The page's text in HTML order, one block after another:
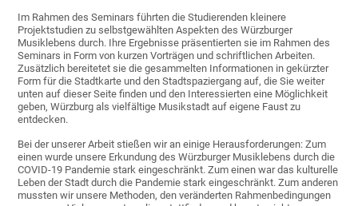
Im Rahmen des Seminars führten die Studierenden kleinere
Projektstudien zu selbstgewählten Aspekten des Würzburger
Musiklebens durch. Ihre Ergebnisse präsentierten sie im Rahmen des
Seminars in Form von kurzen Vorträgen und schriftlichen Arbeiten.
Zusätzlich bereitetet sie die gesammelten Informationen in gekürzter
Form für die Stadtkarte und den Stadtspaziergang auf, die Sie weiter
unten auf dieser Seite finden und den Interessierten eine Möglichkeit
geben, Würzburg als vielfältige Musikstadt auf eigene Faust zu
entdecken.
Bei der unserer Arbeit stießen wir an einige Herausforderungen: Zum
einen wurde unsere Erkundung des Würzburger Musiklebens durch die
COVID-19 Pandemie stark eingeschränkt. Zum einen war das kulturelle
Leben der Stadt durch die Pandemie stark eingeschränkt. Zum anderen
mussten wir unsere Methoden, den veränderten Rahmenbedingungen